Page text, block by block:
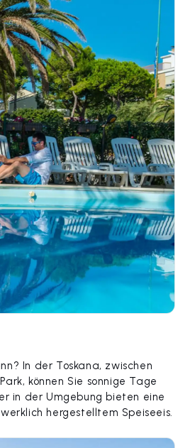
In der Toskana, zwischen
können Sie sonnige Tage
in der Umgebung bieten eine
hergestelltem Speiseeis.